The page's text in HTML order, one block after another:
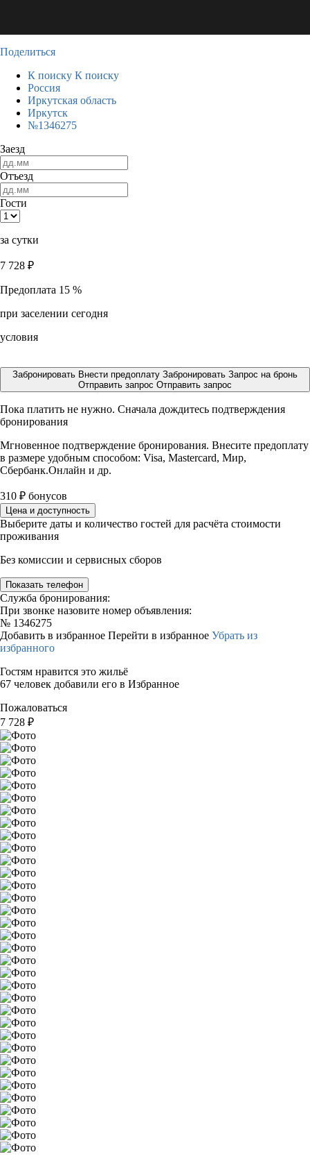
Поделиться
К поиску К поиску
Россия
Иркутская область
Иркутск
№1346275
Заезд
Отъезд
Гости
за сутки
7 728 ₽
Предоплата 15 %
при заселении сегодня
условия
Забронировать Внести предоплату Забронировать Запрос на бронь
Отправить запрос Отправить запрос
Пока платить не нужно. Сначала дождитесь подтверждения
бронирования
Мгновенное подтверждение бронирования. Внесите предоплату
в размере удобным способом: Visa, Mastercard, Мир,
Сбербанк.Онлайн и др.
310 ₽ бонусов
Цена и доступность
Выберите даты и количество гостей для расчёта стоимости
проживания
Без комиссии и сервисных сборов
Показать телефон
Служба бронирования:
При звонке назовите номер объявления:
№ 1346275
Добавить в избранное Перейти в избранное Убрать из
избранного
Гостям нравится это жильё
67 человек добавили его в Избранное
Пожаловаться
7 728 ₽